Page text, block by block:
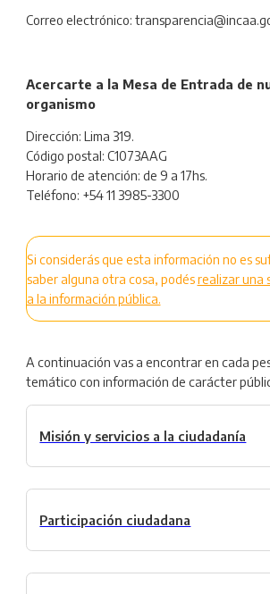
Correo electrónico:
Acercarte a la Mesa de Entrada de
organismo
Dirección: Lima 319.
Código postal: C1073AAG
Horario de atención: de 9 a 17hs.
Teléfono: +54 11 3985-3300
Si considerás que esta información no es
saber alguna otra cosa, podésrealizar una
a la información pública.
A continuación vas a encontrar en cada
temático con información de carácter
Misión y servicios a la ciudadanía
Participación ciudadana